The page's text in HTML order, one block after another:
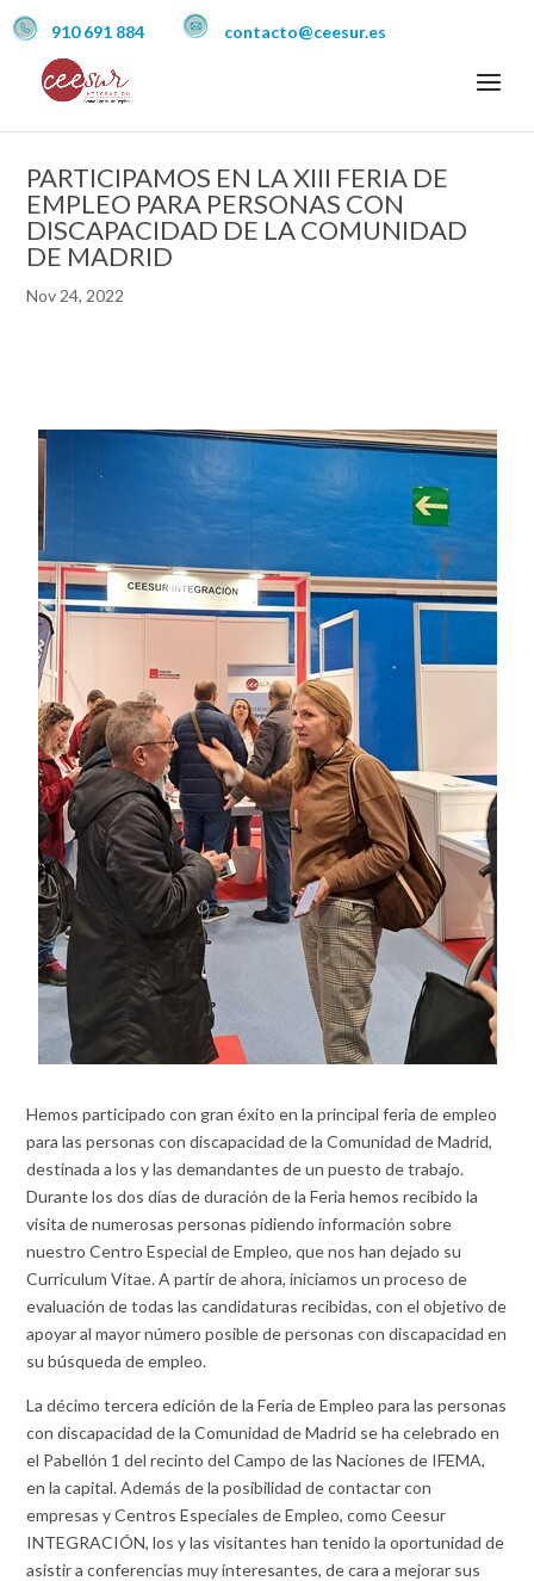
910 691 884 contacto@ceesur.es
PARTICIPAMOS EN LA XIII FERIA DE
EMPLEO PARA PERSONAS CON
DISCAPACIDAD DE LA COMUNIDAD
DE MADRID
Nov 24, 2022
Hemos participado con gran éxito en la principal feria de empleo
para las personas con discapacidad de la Comunidad de Madrid,
destinada a los y las demandantes de un puesto de trabajo.
Durante los dos días de duración de la Feria hemos recibido la
visita de numerosas personas pidiendo información sobre
nuestro Centro Especial de Empleo, que nos han dejado su
Curriculum Vitae. A partir de ahora, iniciamos un proceso de
evaluación de todas las candidaturas recibidas, con el objetivo de
apoyar al mayor número posible de personas con discapacidad en
su búsqueda de empleo.
La décimo tercera edición de la Feria de Empleo para las personas
con discapacidad de la Comunidad de Madrid se ha celebrado en
el Pabellón 1 del recinto del Campo de las Naciones de IFEMA,
en la capital. Además de la posibilidad de contactar con
empresas y Centros Especiales de Empleo, como Ceesur
INTEGRACIÓN, los y las visitantes han tenido la oportunidad de
asistir a conferencias muy interesantes, de cara a mejorar sus